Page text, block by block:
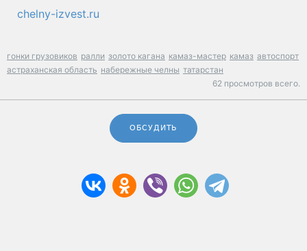
chelny-izvest.ru
гонки грузовиков ралли золото кагана камаз-мастер камаз автоспорт
астраханская область набережные челны татарстан
62 просмотров всего.
ОБСУДИТЬ